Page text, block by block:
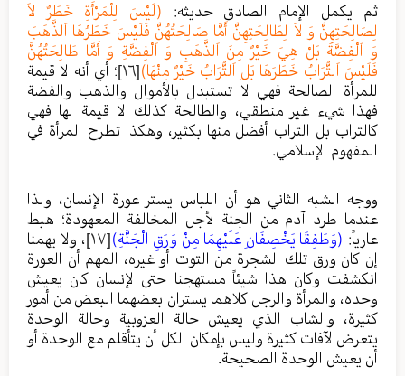
ثم يكمل الإمام الصادق حديثه: (لَيْسَ لِلْمَرْأَةِ خَطَرٌ لاَ
لِصَالِحَتِهِنَّ وَ لاَ لِطَالِحَتِهِنَّ أَمَّا صَالِحَتُهُنَّ فَلَيْسَ خَطَرُهَا اَلذَّهَبَ
وَ اَلْفِضَّةَ بَلْ هِيَ خَيْرٌ مِنَ اَلذَّهَبِ وَ اَلْفِضَّةِ وَ أَمَّا طَالِحَتُهُنَّ
فَلَيْسَ اَلتُّرَابُ خَطَرَهَا بَلِ اَلتُّرَابُ خَيْرٌ مِنْهَا)[١٦]
؛ أي أنه لا قيمة
للمرأة الصالحة فهي لا تستبدل بالأموال والذهب والفضة
فهذا شيء غير منطقي، والطالحة كذلك لا قيمة لها فهي
كالتراب بل التراب أفضل منها بكثير، وهكذا تطرح المرأة في
المفهوم الإسلامي.
ووجه الشبه الثاني هو أن اللباس يستر عورة الإنسان، ولذا
عندما طرد آدم من الجنة لأجل المخالفة المعهودة؛ هبط
عارياً: (وَطَفِقَا يَخْصِفَانِ عَلَيْهِمَا مِنْ وَرَقِ الْجَنَّةِ)[١٧]
، ولا يهمنا
إن كان ورق تلك الشجرة من التوت أو غيره، المهم أن العورة
انكشفت وكان هذا شيئاً مستهجنا حتى لإنسان كان يعيش
وحده، والمرأة والرجل كلاهما يستران بعضهما البعض من أمور
كثيرة، والشاب الذي يعيش حالة العزوبية وحالة الوحدة
يتعرض لآفات كثيرة وليس بإمكان الكل أن يتأقلم مع الوحدة أو
أن يعيش الوحدة الصحيحة.